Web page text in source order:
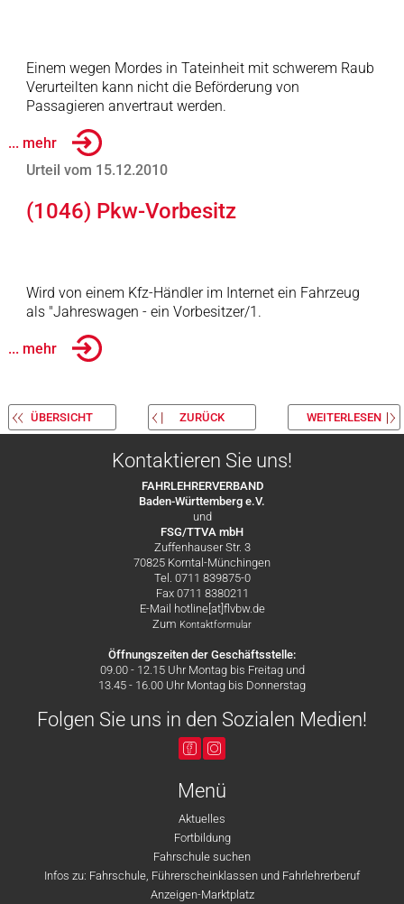
Einem wegen Mordes in Tateinheit mit schwerem Raub
Verurteilten kann nicht die Beförderung von
Passagieren anvertraut werden.
... mehr
Urteil vom 15.12.2010
(1046) Pkw-Vorbesitz
Wird von einem Kfz-Händler im Internet ein Fahrzeug
als "Jahreswagen - ein Vorbesitzer/1.
... mehr
ÜBERSICHT ZURÜCK WEITERLESEN
Kontaktieren Sie uns!
FAHRLEHRERVERBAND
Baden-Württemberg e.V.
und
FSG/TTVA mbH
Zuffenhauser Str. 3
70825 Korntal-Münchingen
Tel. 0711 839875-0
Fax 0711 8380211
E-Mail hotline[at]flvbw.de
Zum Kontaktformular
Öffnungszeiten der Geschäftsstelle:
09.00 - 12.15 Uhr Montag bis Freitag und
13.45 - 16.00 Uhr Montag bis Donnerstag
Folgen Sie uns in den Sozialen Medien!
Menü
Aktuelles
Fortbildung
Fahrschule suchen
Infos zu: Fahrschule, Führerscheinklassen und Fahrlehrerberuf
Anzeigen-Marktplatz